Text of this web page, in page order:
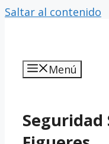
Saltar al contenido
Menú
Seguridad